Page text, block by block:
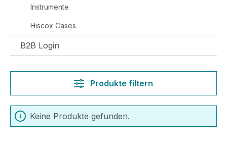
Instrumente
Hiscox Cases
B2B Login
Produkte filtern
Keine Produkte gefunden.